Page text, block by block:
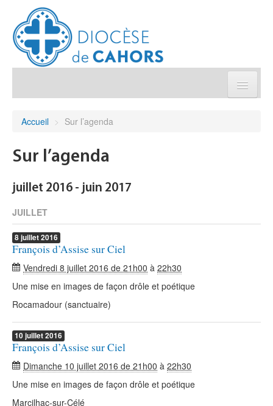
Agenda diocésain
Je donne
Annuaire/Contact
Accueil > Sur l’agenda
Sur l’agenda
juillet 2016 - juin 2017
JUILLET
8juillet2016
François d’Assise sur Ciel
Vendredi 8 juillet 2016 de 21h00 à 22h30
Une mise en images de façon drôle et poétique
Rocamadour (sanctuaire)
10 juillet2016
François d’Assise sur Ciel
Dimanche 10 juillet 2016 de 21h00 à 22h30
Une mise en images de façon drôle et poétique
Marcilhac-sur-Célé